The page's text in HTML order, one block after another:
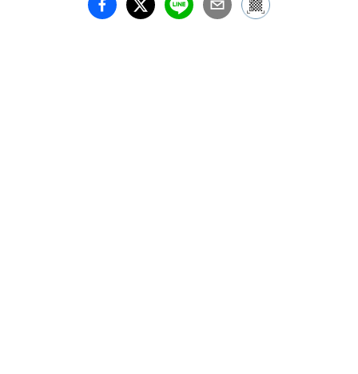
ターとその背後にある風